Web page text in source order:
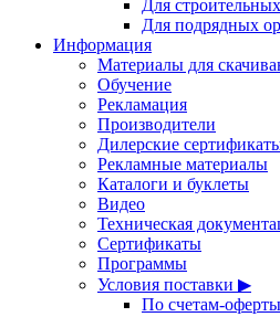
Для
Для подрядных
Информация
Материалы для
Обучение
Рекламация
Производители
Дилерские
Рекламные материалы
Каталоги и буклеты
Видео
Техническая
Сертификаты
Программы
Условия поставки ▶
По счетам-оферты